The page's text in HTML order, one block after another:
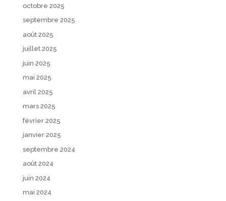
octobre 2025
septembre 2025
août 2025
juillet 2025
juin 2025
mai 2025
avril 2025
mars 2025
février 2025
janvier 2025
septembre 2024
août 2024
juin 2024
mai 2024